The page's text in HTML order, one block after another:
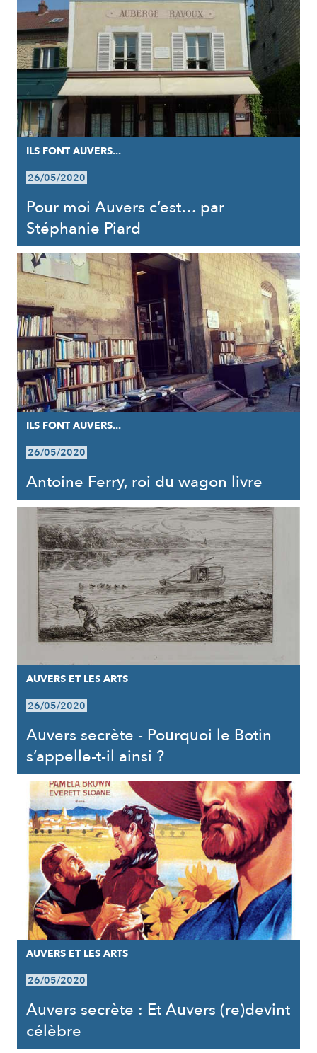
ILS FONT AUVERS...
26/05/2020
Pour moi Auvers c’est… par
Stéphanie Piard
ILS FONT AUVERS...
26/05/2020
Antoine Ferry, roi du wagon livre
AUVERS ET LES ARTS
26/05/2020
Auvers secrète - Pourquoi le Botin
s’appelle-t-il ainsi ?
AUVERS ET LES ARTS
26/05/2020
Auvers secrète : Et Auvers (re)devint
célèbre